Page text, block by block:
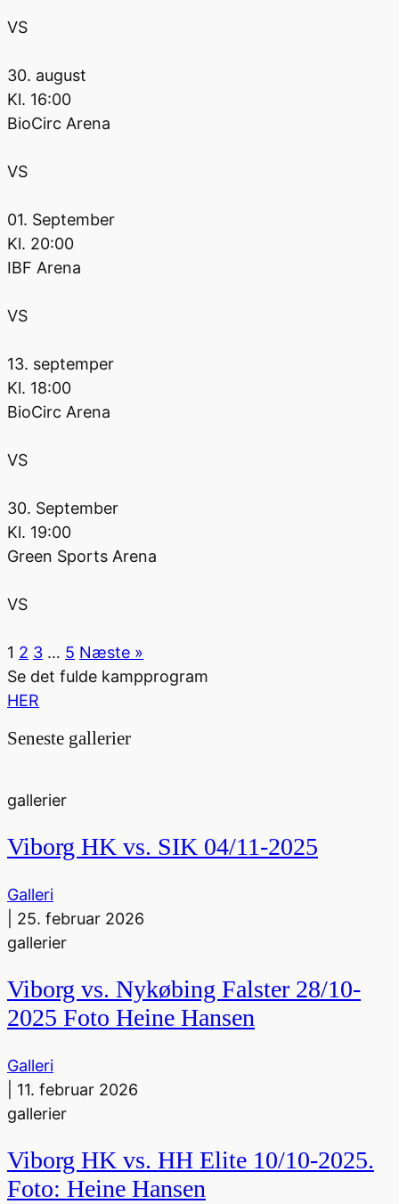
VS
30. august
Kl. 16:00
BioCirc Arena
VS
01. September
Kl. 20:00
IBF Arena
VS
13. septemper
Kl. 18:00
BioCirc Arena
VS
30. September
Kl. 19:00
Green Sports Arena
VS
1 2 3 … 5 Næste »
Se det fulde kampprogram
HER
Seneste gallerier
gallerier
Viborg HK vs. SIK 04/11-2025
Galleri
25. februar 2026
gallerier
Viborg vs. Nykøbing Falster 28/10-
2025 Foto Heine Hansen
Galleri
11. februar 2026
gallerier
Viborg HK vs. HH Elite 10/10-2025.
Foto: Heine Hansen